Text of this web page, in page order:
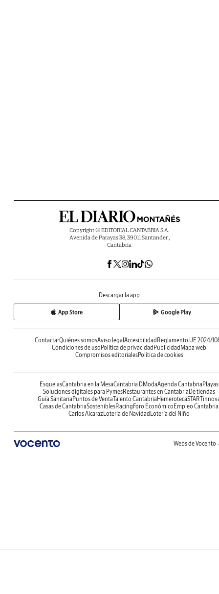
Copyright © EDITORIAL CANTABRIA S.A.
Avenida de Parayas 38, 39011 Santander ,
Cantabria
Descargar la app
App Store Google Play
ContactarQuiénes somosAviso legal Accesibilidad Reglamento UE 2024/
Condiciones de uso Política de privacidad Publicidad Mapa web
Compromisos editorialesPolítica de cookies
EsquelasCantabria en la MesaCantabria DModaAgenda Cantabria Playas
Soluciones digitales para PymesRestaurantes en Cantabria De tiendas
Guía Sanitaria Puntos de VentaTalento Cantabria Hemeroteca
Casas de CantabriaSosteniblesRacing Foro Económico Empleo Cantabria
Carlos AlcarazLotería de Navidad Lotería del Niño
Webs de Vocento